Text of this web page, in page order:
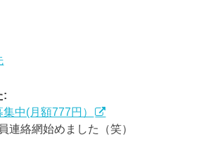
:
中(月額777円）
絡網始めました（笑）